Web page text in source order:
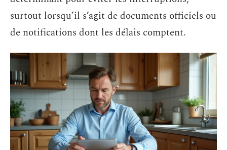
surtout lorsqu’il s’agit de documents officiels ou
de notifications dont les délais comptent.